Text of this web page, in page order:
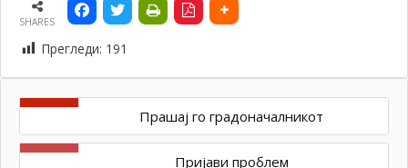
SHARES
Прегледи: 191
Прашај го градоначалникот
Пријави проблем